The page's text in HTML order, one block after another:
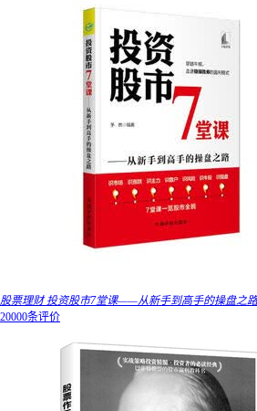
股票理财 投资股市7堂课——从新手到高手的操盘之
20000条评价